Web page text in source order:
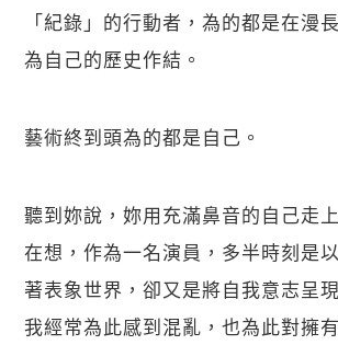
「紀錄」的行動者，為的都是在漫
為自己的歷史作結。
藝術終到頭為的都是自己。
聽到妳說，妳用充滿鼻音的自己
在想，作為一名演員，多半時刻是
著表象世界，卻又是將自我意志呈
我經常為此感到混亂，也為此對擁
關閉